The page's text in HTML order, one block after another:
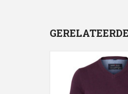
MarVelis
Maten: 3XL
TOEVOEGEN AAN